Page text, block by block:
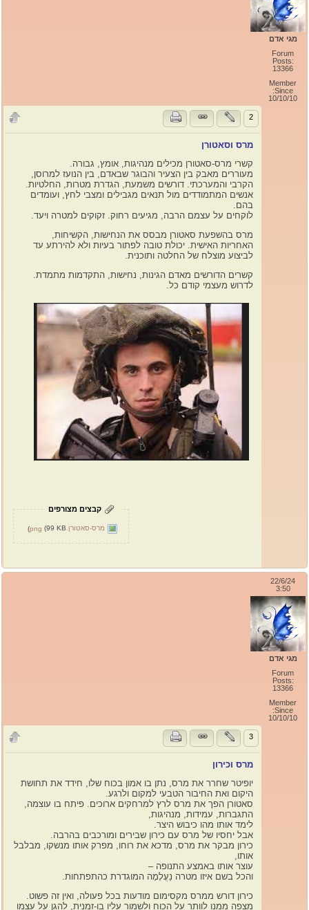
מגי אדם
Forum
Posts:
13366
Member
Since:
10/10/10
2
מרס וסאטורן
קשרי מרס-סאטורן מכילים מנהיגות, אומץ, גבורה.
מעוררים מאבק בין הצעיר והבוגר שבאדם, בין הנועז למרוסן,
הקרבי והמערכתי. דורשים משמעת, הגדרת מטרות, החלטיות.
אנשים המתמודדים מול תנאים מגבילים ומצבי לחץ, ועומדים
בהם.
לוקחים על עצמם הרבה, מגיעים רחוק. זקוקים למטרה ויעד.
מרס בהשפעת סאטורן מבסס את הנחישות, הקשיחות,
האחריות האישית. יכולת טובה לפתור בעיות ולא להירתע עד
לביצוע מוצלח של החלטה ותוכנית.
קשרים הדורשים מאדם הגינות, נחישות, התקדמות מתמדת.
לדרוש מעצמי קודם כל.
קבצים מצורפים
מרס-סאטורן.png(99 KB)
22/6/24
3:50
מגי אדם
Forum
Posts:
13366
Member
Since:
10/10/10
3
מרס וכירון
יופיטר שחרר את מרס, נתן בו אמון בכוח שלו, חידד את תחושת
היקום ואת החיבור הטבעי למקום ולרגע.
סאטורן הפך את מרס לרץ למרחקים ארוכים. פיתח בו עוצמה,
התגברות, עמידות, מנהיגות,
לימד אותו מהו כיבוש היצר.
אבל יחסיו של מרס עם כירון שבירים ומורכבים בהרבה.
כירון מבקר את מרס, מדכא את רוחו, מפרק אותו מנשקו, מבלבל
אותו,
עוצר אותו באמצע התנופה –
והכל בשם איזו מטרה נַעֲלָמָה המוגדרת כהתפתחות.
כירון דורש ממרס מקסימום מודעות בכל פעולה, ואין זה פשוט.
מצפה ממנו לוותר על הכוח ולשמור עליו בו-זמנית, להגן על עצמו